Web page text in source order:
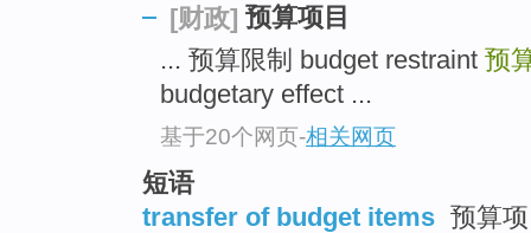
[财政] 预算项目
... 预算限制 budget restraint 预
budgetary effect ...
基于20个网页-相关网页
短语
transfer of budget items 预算